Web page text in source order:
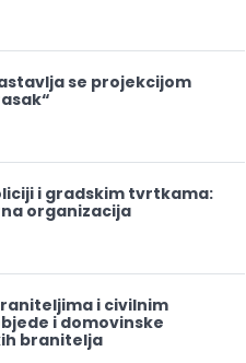
se projekcijom
i gradskim tvrtkama:
organizacija
i civilnim
i domovinske
branitelja